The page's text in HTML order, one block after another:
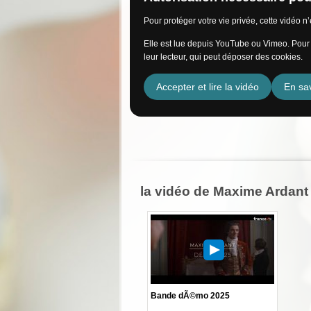
Pour protéger votre vie privée, cette vidéo
Elle est lue depuis YouTube ou Vimeo.
leur lecteur, qui peut déposer des cookies.
Accepter et lire la vidéo En
la vidéo de Maxime Ardant
Bande dÃ©mo 2025